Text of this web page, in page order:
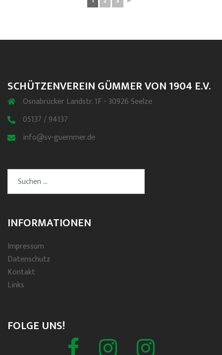
SCHÜTZENVEREIN GÜMMER VON 1904 E.V.
Osnabrücker Landstr. 1F - 30926 Seelze
05137 / 94137
info@sv-guemmer.de
Suchen
nach:
INFORMATIONEN
Impressum
Datenschutz
Kontakt
Links
FOLGE UNS!
Facebook SchützenvereinSpielmannszug